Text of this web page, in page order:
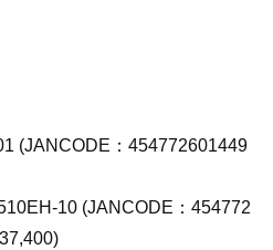
：454772601449
10 (JANCODE：454772